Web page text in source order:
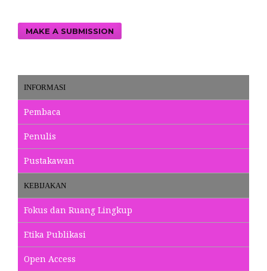
MAKE A SUBMISSION
INFORMASI
Pembaca
Penulis
Pustakawan
KEBIJAKAN
Fokus dan Ruang Lingkup
Etika Publikasi
Open Access